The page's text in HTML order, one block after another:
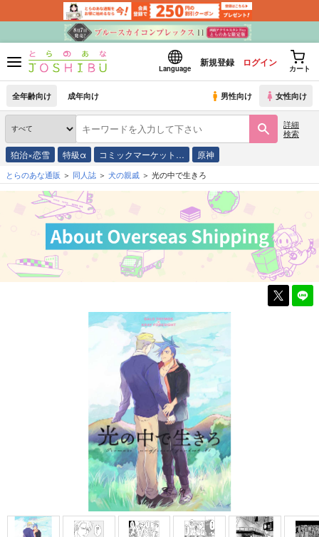
Language
新規登録 ログイン
カート
全年齢向け 成年向け 男性向け 女性向け
詳細
検索
狛治×恋雪 特級α コミックマーケット… 原神
とらのあな通販 同人誌 犬の親戚 光の中で生きろ